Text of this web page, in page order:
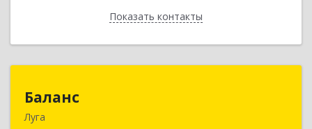
Показать контакты
Назад
Баланс
Луга188230, Ленинградская обл, Луга г, Урицкого